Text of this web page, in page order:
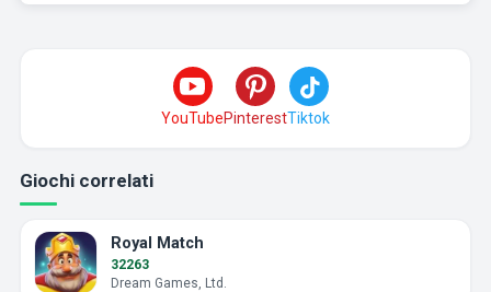
YouTubePinterestTiktok
Giochi correlati
Royal Match
32263
Dream Games, Ltd.